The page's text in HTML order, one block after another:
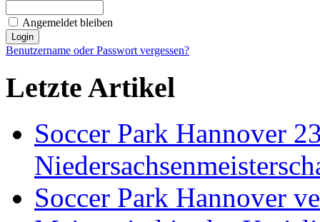
Angemeldet bleiben
Benutzername oder Passwort vergessen?
Letzte Artikel
Soccer Park Hannover
Soccer Park Hannover